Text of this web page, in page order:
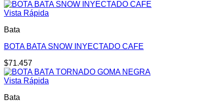
Vista Rápida
Bata
BOTA BATA SNOW INYECTADO CAFE
$71.457
Vista Rápida
Bata